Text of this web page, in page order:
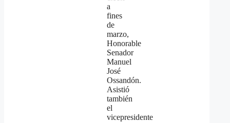
a
fines
de
marzo,
Honorable
Senador
Manuel
José
Ossandón.
Asistió
también
el
vicepresidente